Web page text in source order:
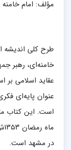
مؤلف: امام
طرح کلی اندیشه
خامنه‌ای، رهبر
عقاید اسلامی بر
عنوان پایه‌ای
است. این کتاب
در مشهد است.